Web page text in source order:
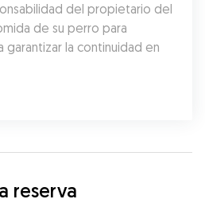
del propietario del
de su perro para
garantizar la continuidad en
reserva